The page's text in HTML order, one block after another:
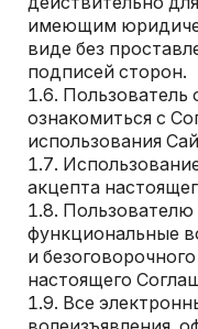
имеющим
виде без
подписей сторон.
Пользователь
ознакомиться с
использования
акцепта
Пользователю
функциональные
и
настоящего
Все